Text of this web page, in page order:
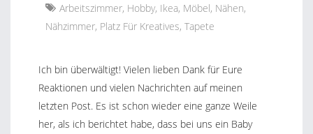
Arbeitszimmer, Hobby, Ikea, Möbel, Nähen,
Nähzimmer, Platz Für Kreatives, Tapete
Ich bin überwältigt! Vielen lieben Dank für Eure
Reaktionen und vielen Nachrichten auf meinen
letzten Post. Es ist schon wieder eine ganze Weile
her, als ich berichtet habe, dass bei uns ein Baby